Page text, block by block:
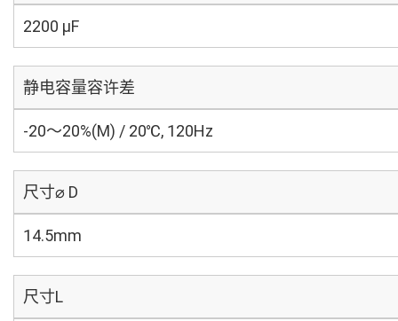
2200 µF
静电容量容许差
-20～20%(M) / 20℃, 120Hz
尺寸⌀ D
14.5mm
尺寸L